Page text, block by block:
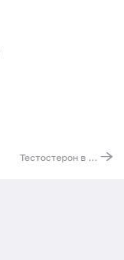
Тестостерон в слюне